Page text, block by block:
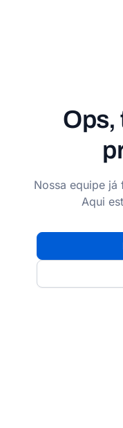
Ops,
Nossa equipe
Aqui